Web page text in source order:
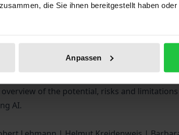
die Sie ihnen bereitgestellt haben
Anpassen
Reviews Additional
intelligence (AI) and gives an up-to-
disability and youth welfare are
and accounting are also covered. Articles
of the potential, risks and
AI.